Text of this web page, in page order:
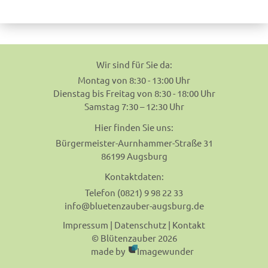
Wir sind für Sie da:
Montag von 8:30 - 13:00 Uhr
Dienstag bis Freitag von 8:30 - 18:00 Uhr
Samstag 7:30 – 12:30 Uhr
Hier finden Sie uns:
Bürgermeister-Aurnhammer-Straße 31
86199 Augsburg
Kontaktdaten:
Telefon (0821) 9 98 22 33
info@bluetenzauber-augsburg.de
Impressum | Datenschutz | Kontakt
© Blütenzauber 2026
made by
Imagewunder